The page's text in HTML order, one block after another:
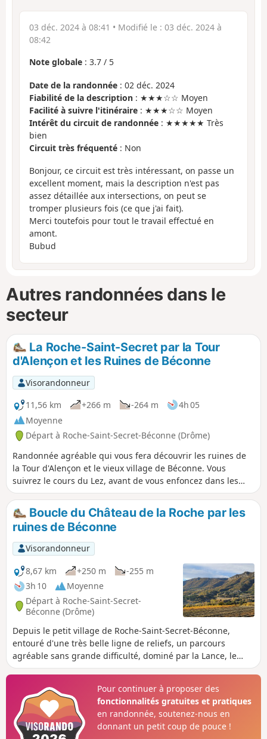
03 déc. 2024 à 08:41 • Modifié le : 03 déc. 2024 à
08:42
Note globale : 3.7 / 5
Date de la randonnée : 02 déc. 2024
Fiabilité de la description : ★★★☆☆ Moyen
Facilité à suivre l'itinéraire : ★★★☆☆ Moyen
Intérêt du circuit de randonnée : ★★★★★ Très
bien
Circuit très fréquenté : Non
Bonjour, ce circuit est très intéressant, on passe un
excellent moment, mais la description n'est pas
assez détaillée aux intersections, on peut se
tromper plusieurs fois (ce que j'ai fait).
Merci toutefois pour tout le travail effectué en
amont.
Bubud
Autres randonnées dans le
secteur
La Roche-Saint-Secret par la Tour
d'Alençon et les Ruines de Béconne
Visorandonneur
11,56 km
+266 m -264 m
4h 05
Moyenne
Départ à Roche-Saint-Secret-Béconne (Drôme)
Randonnée agréable qui vous fera découvrir les ruines de
la Tour d'Alençon et le vieux village de Béconne. Vous
suivrez le cours du Lez, avant de vous enfoncez dans les
sous-bois par de petites sentes agréables en toutes saisons.
Boucle du Château de la Roche par les
ruines de Béconne
Visorandonneur
8,67 km
+250 m
-255 m
3h 10
Moyenne
Départ à Roche-Saint-Secret-
Béconne (Drôme)
Depuis le petit village de Roche-Saint-Secret-Béconne,
entouré d'une très belle ligne de reliefs, un parcours
agréable sans grande difficulté, dominé par la Lance, le
Rocher des Aures, le Mont Rachas et la Crête de Rozier. On
travers chênes et pins pour profiter des magnifiques
paysages que sait nous offrir la Drôme Provençale. Et
chaque saison pare ce lieu de nouvelles couleurs.
Pour continuer à proposer des
fonctionnalités gratuites et pratiques
en randonnée, soutenez-nous en
donnant un petit coup de pouce !